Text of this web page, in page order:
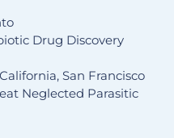
Drug Discovery
San Francisco
Neglected Parasitic